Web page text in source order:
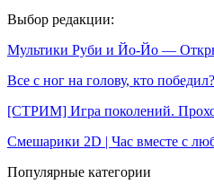
Выбор редакции:
Мультики Руби и Йо-Йо —
Все с ног на голову, кто победил?
[СТРИМ] Игра поколений.
Смешарики 2D | Час вместе с
Популярные категории